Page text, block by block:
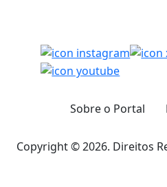
Sobre o Portal
Copyright © 2026. Direitos